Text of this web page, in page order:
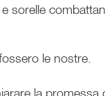
sorelle
le nostre.
la promessa